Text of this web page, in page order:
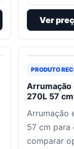
Ver
PRODUTO
270L 57 cm
Arrumação
57 cm para
comparar